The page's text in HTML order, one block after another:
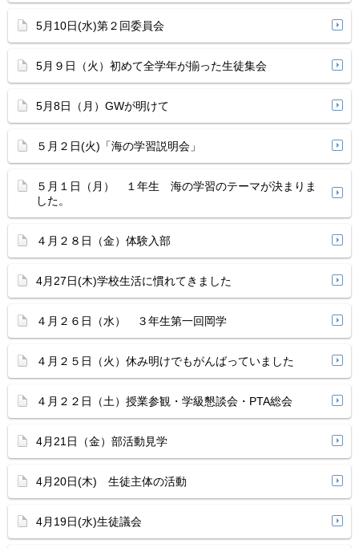
5月10日(水)第２回委員会
5月９日（火）初めて全学年が揃った生徒集会
5月8日（月）GWが明けて
５月２日(火)「海の学習説明会」
５月１日（月） １年生 海の学習のテーマが決まりま
した。
４月２８日（金）体験入部
4月27日(木)学校生活に慣れてきました
４月２６日（水） ３年生第一回岡学
４月２５日（火）休み明けでもがんばっていました
４月２２日（土）授業参観・学級懇談会・PTA総会
4月21日（金）部活動見学
4月20日(木) 生徒主体の活動
4月19日(水)生徒議会